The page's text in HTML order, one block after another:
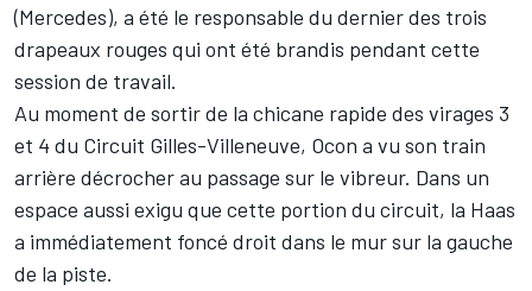
(Mercedes), a été le responsable du dernier des trois
drapeaux rouges qui ont été brandis pendant cette
session de travail.
Au moment de sortir de la chicane rapide des virages 3
et 4 du Circuit Gilles-Villeneuve, Ocon a vu son train
arrière décrocher au passage sur le vibreur. Dans un
espace aussi exigu que cette portion du circuit, la Haas
a immédiatement foncé droit dans le mur sur la gauche
de la piste.